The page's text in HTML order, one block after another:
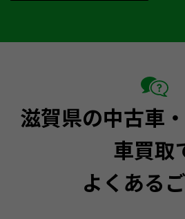
滋賀県の中古車
車買取
よくある